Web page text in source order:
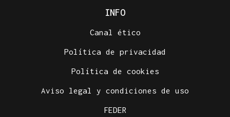
INFO
Canal ético
Política de privacidad
Política de cookies
Aviso legal y condiciones de uso
FEDER